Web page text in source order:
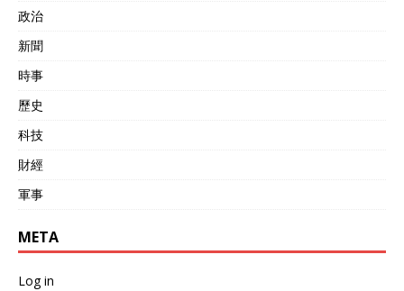
政治
新聞
時事
歷史
科技
財經
軍事
META
Log in